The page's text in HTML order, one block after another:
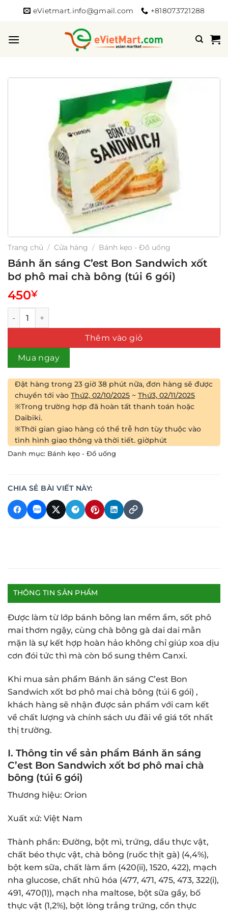
dung
eVietmart.info@gmail.com +818073721288
Trang chủ / Cửa hàng / Bánh kẹo - Đồ uống
Bánh ăn sáng C’est Bon Sandwich xốt
bơ phô mai chà bông (túi 6 gói)
450¥
Bánh ăn sáng C'est Bon Sandwich xốt bơ phô mai chà
Thêm vào giỏ
Mua ngay
Đặt hàng trong 23 giờ 38 phút nữa, đơn hàng sẽ được
chuyển tới vào Thứ2, 02/10/2025 ~ Thứ3, 02/11/2025
※Trong trường hợp đã hoàn tất thanh toán hoặc
Daibiki.
※Thời gian giao hàng có thể trễ hơn tùy thuộc vào
tình hình giao thông và thời tiết. giờphút
Danh mục: Bánh kẹo - Đồ uống
CHIA SẺ BÀI VIẾT NÀY:
THÔNG TIN SẢN PHẨM
Được làm từ lớp bánh bông lan mềm ẩm, sốt phô
mai thơm ngậy, cùng chà bông gà dai dai mằn
mặn là sự kết hợp hoàn hảo không chỉ giúp xoa dịu
cơn đói tức thì mà còn bổ sung thêm Canxi.
Khi mua sản phẩm Bánh ăn sáng C’est Bon
Sandwich xốt bơ phô mai chà bông (túi 6 gói) ,
khách hàng sẽ nhận được sản phẩm với cam kết
về chất lượng và chính sách ưu đãi về giá tốt nhất
thị trường.
I. Thông tin về sản phẩm Bánh ăn sáng
C’est Bon Sandwich xốt bơ phô mai chà
bông (túi 6 gói)
Thương hiệu: Orion
Xuất xứ: Việt Nam
Thành phần: Đường, bột mì, trứng, dầu thực vật,
chất béo thực vật, chà bông (ruốc thịt gà) (4,4%),
bột kem sữa, chất làm ẩm (420(ii), 1520, 422), mạch
nha glucose, chất nhũ hóa (477, 471, 475, 473, 322(i),
491, 470(1)), mạch nha maltose, bột sữa gầy, bố
thực vật (1,2%), bột lòng trắng trứng, cồn thực